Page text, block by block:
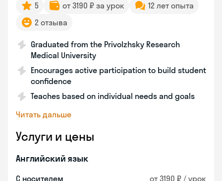
5 от 3190 ₽ за урок
12 лет опыта
2 отзыва
Graduated from the Privolzhsky Research
Medical University
Encourages active participation to build student
confidence
Teaches based on individual needs and goals
Читать дальше
Услуги и цены
Английский язык
С носителем от 3190 ₽ / урок